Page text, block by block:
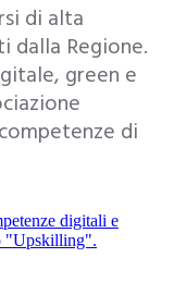
di alta
dalla Regione.
green e
di